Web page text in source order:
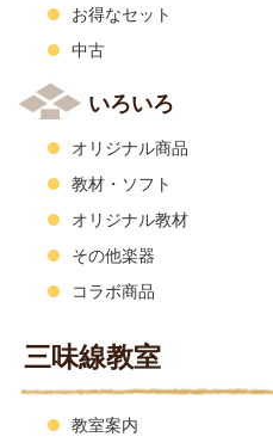
お得なセット
中古
いろいろ
オリジナル商品
教材・ソフト
オリジナル教材
その他楽器
コラボ商品
三味線教室
教室案内